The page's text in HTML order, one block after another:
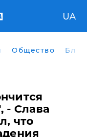
UA
Общество
- Слава
что